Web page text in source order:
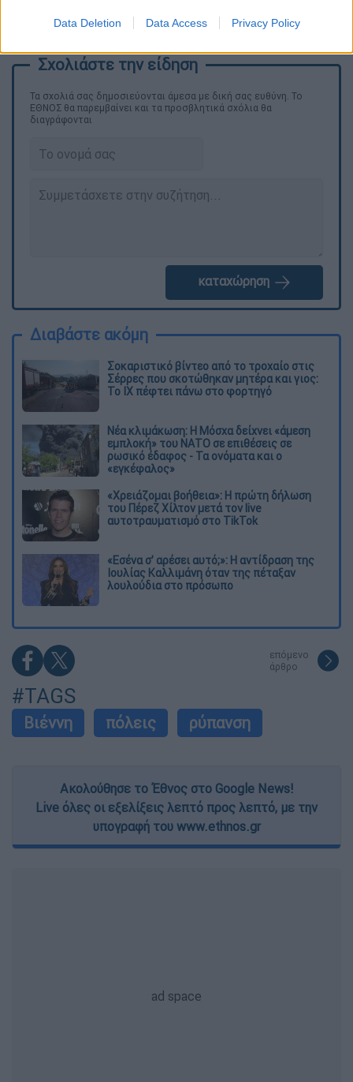
Data Deletion Data Access Privacy Policy
πόλεων.
Τα σχολιά σας δημοσιεύονται άμεσα με δική σας ευθύνη. Το
ΕΘΝΟΣ θα παρεμβαίνει και τα προσβλητικά σχόλια θα
διαγράφονται
καταχώρηση
Διαβάστε ακόμη
Σοκαριστικό βίντεο από το τροχαίο στις
Σέρρες που σκοτώθηκαν μητέρα και γιος:
Το ΙΧ πέφτει πάνω στο φορτηγό
Νέα κλιμάκωση: Η Μόσχα δείχνει «άμεση
εμπλοκή» του ΝΑΤΟ σε επιθέσεις σε
ρωσικό έδαφος - Τα ονόματα και ο
«εγκέφαλος»
«Χρειάζομαι βοήθεια»: Η πρώτη δήλωση
του Πέρεζ Χίλτον μετά τον live
αυτοτραυματισμό στο TikTok
«Εσένα σ’ αρέσει αυτό;»: Η αντίδραση της
Ιουλίας Καλλιμάνη όταν της πέταξαν
λουλούδια στο πρόσωπο
επόμενο
άρθρο
#TAGS
Βιέννη πόλεις ρύπανση
Ακολούθησε το Έθνος στο Google News!
Live όλες οι εξελίξεις λεπτό προς λεπτό, με την
υπογραφή του www.ethnos.gr